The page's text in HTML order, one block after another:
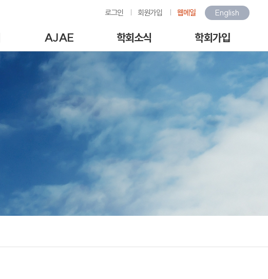
로그인 회원가입 웹메일 English
AJAE
Author Guide
On-line Submission
View Articles
subscription charges /
author APC
학회소식
환경관련행사소식
갤러리
구인/구직
학회가입
회원가입안내
회비납부
개인정보처리방침
이용약관